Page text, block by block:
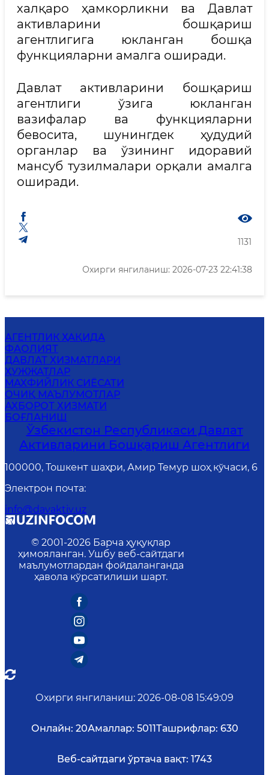
халқаро ҳамкорликни ва Давлат
активларини бошқариш
агентлигига юкланган бошқа
функцияларни амалга оширади.
Давлат активларини бошқариш
агентлиги ўзига юкланган
вазифалар ва функцияларни
бевосита, шунингдек ҳудудий
органлар ва ўзининг идоравий
мансуб тузилмалари орқали амалга
оширади.
1131
Охирги янгиланиш: 2026-07-23 22:41:38
АГЕНТЛИК ҲАҚИДА
ФАОЛИЯТ
ДАВЛАТ ХИЗМАТЛАРИ
ҲУЖЖАТЛАР
MАХФИЙЛИК СИЁСАТИ
ОЧИҚ МАЪЛУМОТЛАР
АХБОРОТ ХИЗМАТИ
БОҒЛАНИШ
Ўзбекистон Республикаси Давлат
Активларини Бошқариш Агентлиги
100000, Тошкент шаҳри, Амир Темур шоҳ кўчаси, 6
Электрон почта:
info@davaktiv.uz
© 2001-2026 Барча ҳуқуқлар
ҳимояланган. Ушбу веб-сайтдаги
маълумотлардан фойдаланганда
ҳавола кўрсатилиши шарт.
Охирги янгиланиш: 2026-08-08 15:49:09
Онлайн: 20Амаллар: 5011Ташрифлар: 630
Веб-сайтдаги ўртача вақт: 1743